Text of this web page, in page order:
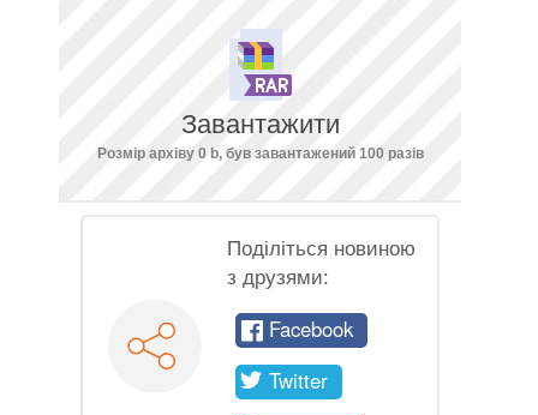
Завантажити
Розмір архіву 0 b, був завантажений 100 разів
Поділіться новиною
з друзями:
Facebook
Twitter